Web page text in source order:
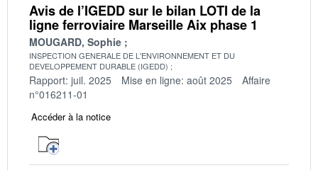
Avis de l’IGEDD sur le bilan LOTI de la
ligne ferroviaire Marseille Aix phase 1
MOUGARD, Sophie
INSPECTION GENERALE DE L'ENVIRONNEMENT ET DU
DEVELOPPEMENT DURABLE (IGEDD)
Rapport: juil. 2025 Mise en ligne: août 2025
Affaire
n°016211-01
Accéder à la notice